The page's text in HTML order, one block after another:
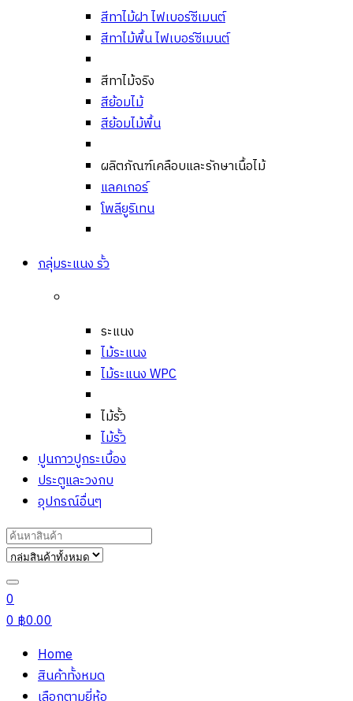
สีทาไม้ฝา ไฟเบอร์ซีเมนต์
สีทาไม้พื้น ไฟเบอร์ซีเมนต์
สีทาไม้จริง
สีย้อมไม้
สีย้อมไม้พื้น
ผลิตภัณฑ์เคลือบและรักษาเนื้อไม้
แลคเกอร์
โพลียูริเทน
กลุ่มระแนง รั้ว
ระแนง
ไม้ระแนง
ไม้ระแนง WPC
ไม้รั้ว
ไม้รั้ว
ปูนกาวปูกระเบื้อง
ประตูและวงกบ
อุปกรณ์อื่นๆ
Search
for:
0
0฿0.00
Home
สินค้าทั้งหมด